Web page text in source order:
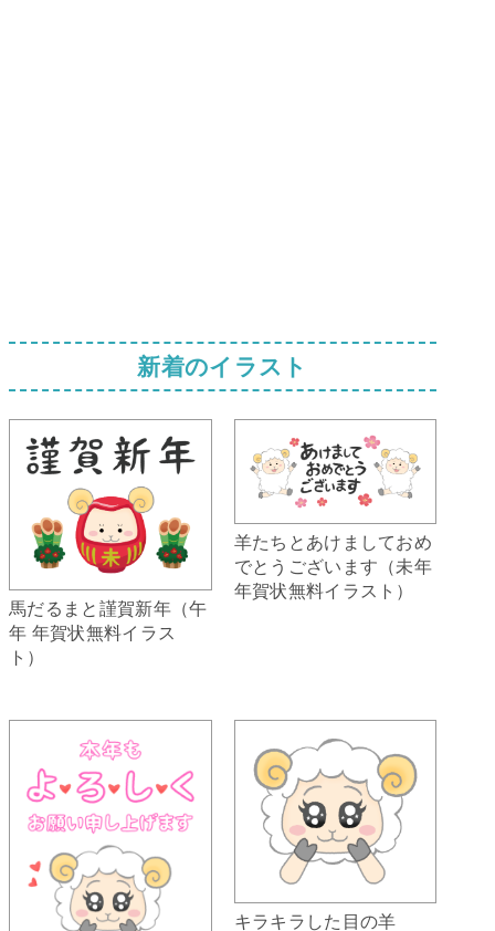
新着のイラスト
馬だるまと謹賀新年（午
年 年賀状無料イラス
ト）
羊たちとあけましておめ
でとうございます（未年
年賀状無料イラスト）
キラキラした目の羊